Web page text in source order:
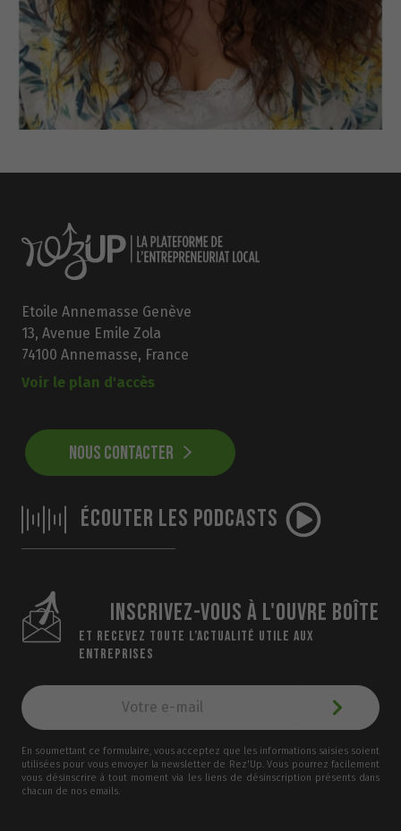
Etoile Annemasse Genève
13, Avenue Emile Zola
74100 Annemasse, France
Voir le plan d'accès
NOUS CONTACTER
ÉCOUTER LES PODCASTS
INSCRIVEZ-VOUS À L'OUVRE BOÎTE
ET RECEVEZ TOUTE L’ACTUALITÉ UTILE AUX
ENTREPRISES
En soumettant ce formulaire, vous acceptez que les informations saisies soient
utilisées pour vous envoyer la newsletter de Rez'Up. Vous pourrez facilement
vous désinscrire à tout moment via les liens de désinscription présents dans
chacun de nos emails.